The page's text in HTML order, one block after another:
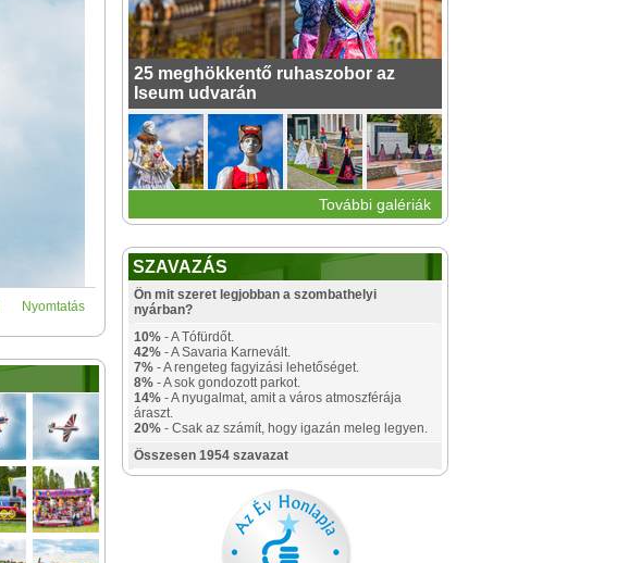
Nyomtatás
25 meghökkentő ruhaszobor az
Iseum udvarán
További galériák
SZAVAZÁS
Ön mit szeret legjobban a szombathelyi
nyárban?
10% - A Tófürdőt.
42% - A Savaria Karnevált.
7% - A rengeteg fagyizási lehetőséget.
8% - A sok gondozott parkot.
14% - A nyugalmat, amit a város atmoszférája
áraszt.
20% - Csak az számít, hogy igazán meleg legyen.
Összesen 1954 szavazat